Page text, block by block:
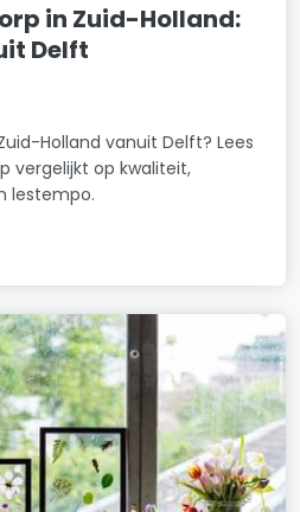
in Zuid-Holland:
Delft
Holland vanuit Delft? Lees
vergelijkt op kwaliteit,
lestempo.